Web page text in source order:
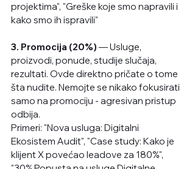
projektima", "Greške koje smo napravili i
kako smo ih ispravili"
3. Promocija (20%) — Usluge,
proizvodi, ponude, studije slučaja,
rezultati. Ovde direktno pričate o tome
šta nudite. Nemojte se nikako fokusirati
samo na promociju - agresivan pristup
odbija.
Primeri: "Nova usluga: Digitalni
Ekosistem Audit", "Case study: Kako je
klijent X povećao leadove za 180%",